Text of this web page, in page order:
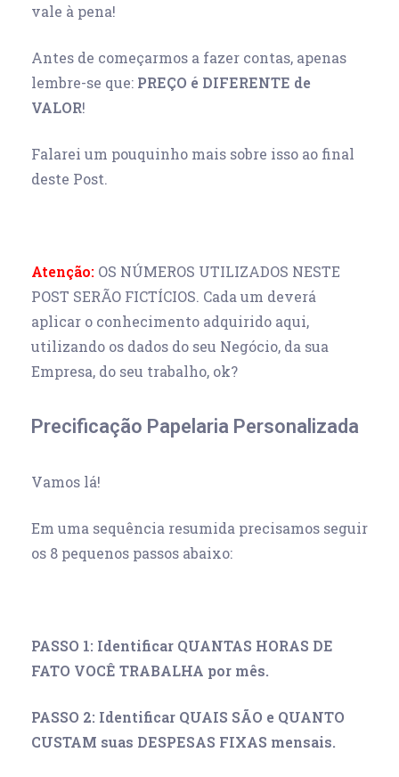
vale à pena!
Antes de começarmos a fazer contas, apenas
lembre-se que: PREÇO é DIFERENTE de
VALOR!
Falarei um pouquinho mais sobre isso ao final
deste Post.
Atenção: OS NÚMEROS UTILIZADOS NESTE
POST SERÃO FICTÍCIOS. Cada um deverá
aplicar o conhecimento adquirido aqui,
utilizando os dados do seu Negócio, da sua
Empresa, do seu trabalho, ok?
Precificação Papelaria Personalizada
Vamos lá!
Em uma sequência resumida precisamos seguir
os 8 pequenos passos abaixo:
PASSO 1: Identificar QUANTAS HORAS DE
FATO VOCÊ TRABALHA por mês.
PASSO 2: Identificar QUAIS SÃO e QUANTO
CUSTAM suas DESPESAS FIXAS mensais.